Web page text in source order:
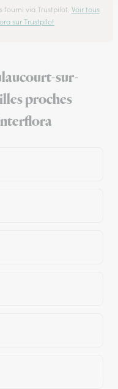
fourni via Trustpilot. Voir tous
sur Trustpilot
sur-
proches